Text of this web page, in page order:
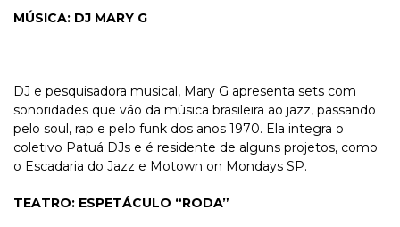
MÚSICA: DJ MARY G
DJ e pesquisadora musical, Mary G apresenta sets com
sonoridades que vão da música brasileira ao jazz, passando
pelo soul, rap e pelo funk dos anos 1970. Ela integra o
coletivo Patuá DJs e é residente de alguns projetos, como
o Escadaria do Jazz e Motown on Mondays SP.
TEATRO: ESPETÁCULO “RODA”